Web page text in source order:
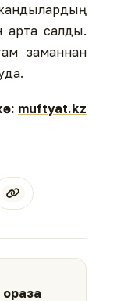
арта салды.
заманнан
muftyat.kz
ораза